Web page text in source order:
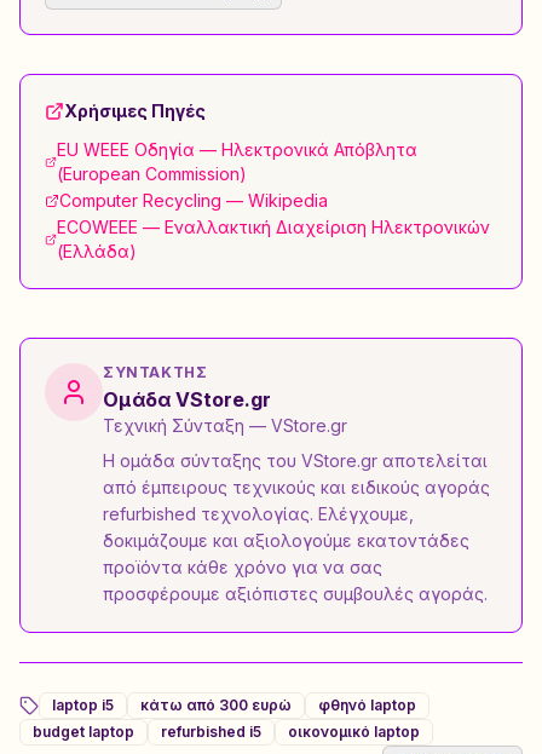
Χρήσιμες Πηγές
EU WEEE Οδηγία — Ηλεκτρονικά Απόβλητα
(European Commission)
Computer Recycling — Wikipedia
ECOWEEE — Εναλλακτική Διαχείριση Ηλεκτρονικών
(Ελλάδα)
ΣΥΝΤΆΚΤΗΣ
Ομάδα VStore.gr
Τεχνική Σύνταξη — VStore.gr
Η ομάδα σύνταξης του VStore.gr αποτελείται
από έμπειρους τεχνικούς και ειδικούς αγοράς
refurbished τεχνολογίας. Ελέγχουμε,
δοκιμάζουμε και αξιολογούμε εκατοντάδες
προϊόντα κάθε χρόνο για να σας
προσφέρουμε αξιόπιστες συμβουλές αγοράς.
laptop i5 κάτω από 300 ευρώ
φθηνό laptop
budget laptop
refurbished i5
οικονομικό laptop